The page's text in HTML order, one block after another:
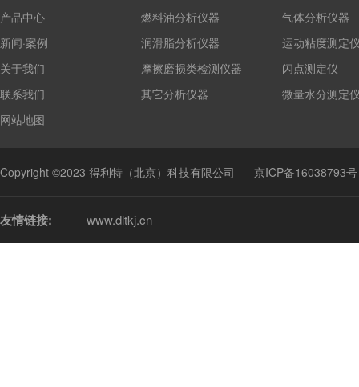
产品中心
新闻·案例
关于我们
联系我们
网站地图
燃料油分析仪器
润滑脂分析仪器
摩擦磨损类检测仪器
其它分析仪器
气体分析仪器
运动粘度测定
闪点测定仪
微量水分测定
Copyright ©2023 得利特（北京）科技有限公司 京ICP备16038793号
友情链接: www.dltkj.cn